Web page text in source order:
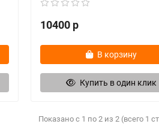
10400 р
В корзину
Купить в один клик
Показано с 1 по 2 из 2 (всего 1